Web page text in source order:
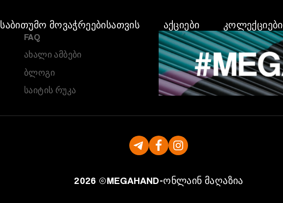
ᲡᲐᲑᲘᲗᲣᲛᲝ ᲛᲝᲕᲐᲭᲠᲔᲔᲑᲘᲡᲐᲗᲕᲘᲡ ᲐᲥᲪᲘᲔᲑᲘ ᲙᲝᲚᲔᲥᲪᲘᲔᲑᲘ
FAQ
ᲐᲮᲐᲚᲘ ᲐᲛᲑᲔᲑᲘ
ᲑᲚᲝᲒᲘ
ᲡᲐᲘᲢᲘᲡ ᲠᲣᲙᲐ
2026 ©MEGAHAND-ონლაინ მაღაზია